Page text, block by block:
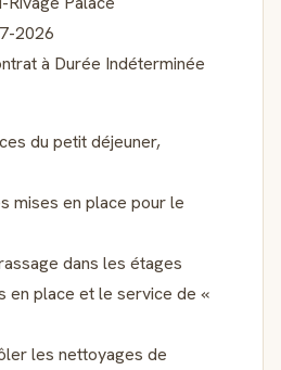
2026
à Durée Indéterminée
du petit déjeuner,
mises en place pour le
dans les étages
en place et le service de «
les nettoyages de